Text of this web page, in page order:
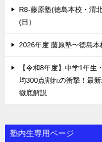
R8-藤原塾(徳島本校・渭
(日）
2026年度 藤原塾〜徳島
【令和8年度】中学1年
均300点割れの衝撃！最
徹底解説
塾内生専用ページ